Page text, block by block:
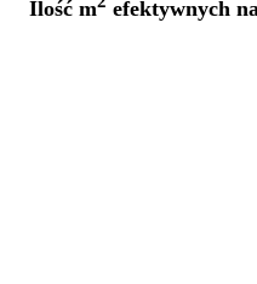
Ilość m
efektywnych